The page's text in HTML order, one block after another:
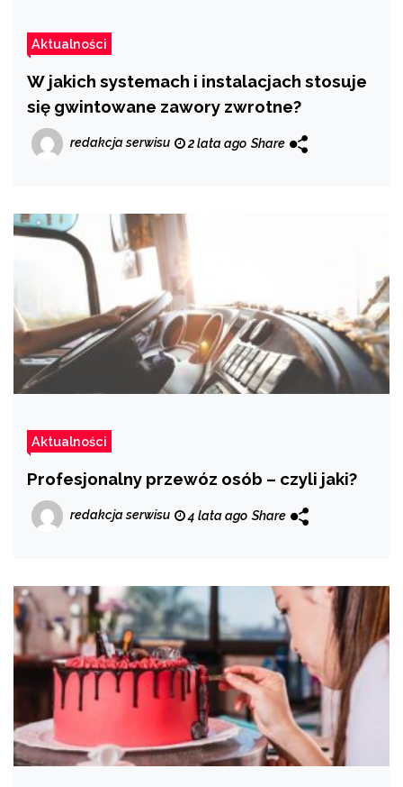
Aktualności
W jakich systemach i instalacjach stosuje
się gwintowane zawory zwrotne?
redakcja serwisu 2 lata ago Share
Aktualności
Profesjonalny przewóz osób – czyli jaki?
redakcja serwisu 4 lata ago Share